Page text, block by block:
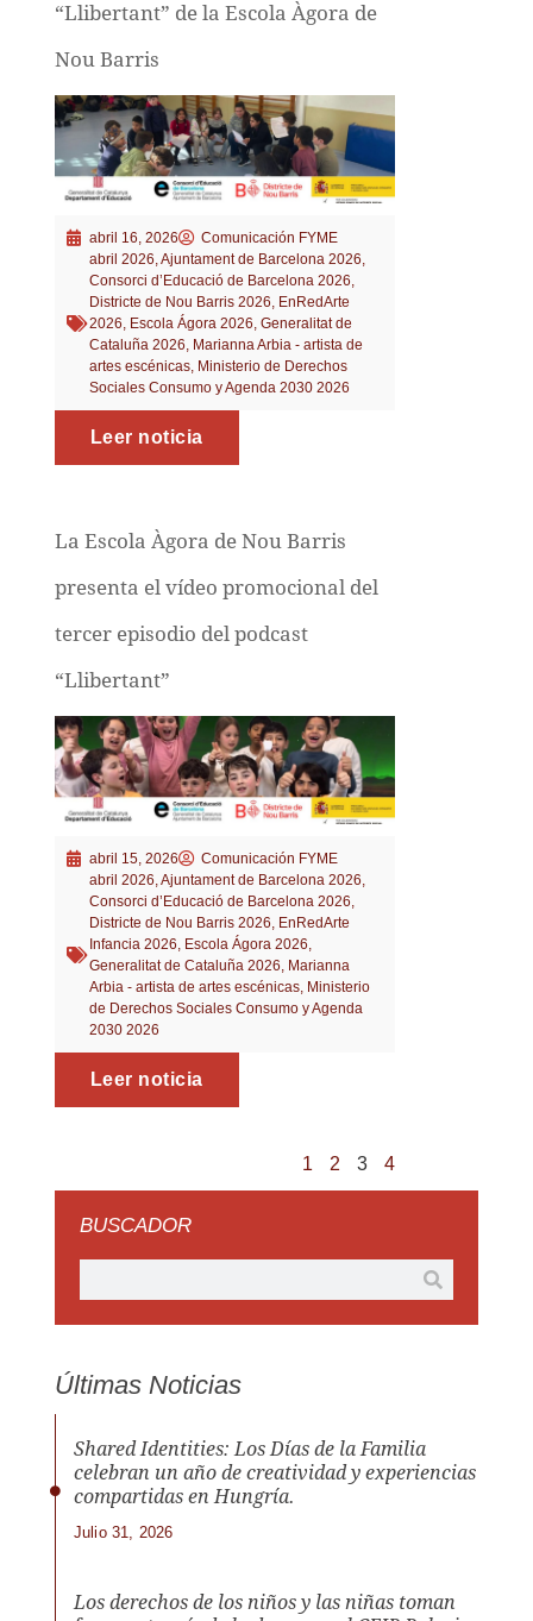
“Llibertant” de la Escola Àgora de
Nou Barris
abril 16, 2026
Comunicación FYME
abril 2026,Ajuntament de Barcelona 2026,
Consorci d’Educació de Barcelona 2026,
Districte de Nou Barris 2026, EnRedArte
2026, Escola Ágora 2026, Generalitat de
Cataluña 2026, Marianna Arbia - artista de
artes escénicas, Ministerio de Derechos
Sociales Consumo y Agenda 2030 2026
Leer noticia
La Escola Àgora de Nou Barris
presenta el vídeo promocional del
tercer episodio del podcast
“Llibertant”
abril 15, 2026
Comunicación FYME
abril 2026,Ajuntament de Barcelona 2026,
Consorci d’Educació de Barcelona 2026,
Districte de Nou Barris 2026, EnRedArte
Infancia 2026, Escola Ágora 2026,
Generalitat de Cataluña 2026, Marianna
Arbia - artista de artes escénicas, Ministerio
de Derechos Sociales Consumo y Agenda
2030 2026
Leer noticia
1 2 3 4
BUSCADOR
Últimas Noticias
Shared Identities: Los Días de la Familia
celebran un año de creatividad y experiencias
compartidas en Hungría.
Julio 31, 2026
Los derechos de los niños y las niñas toman